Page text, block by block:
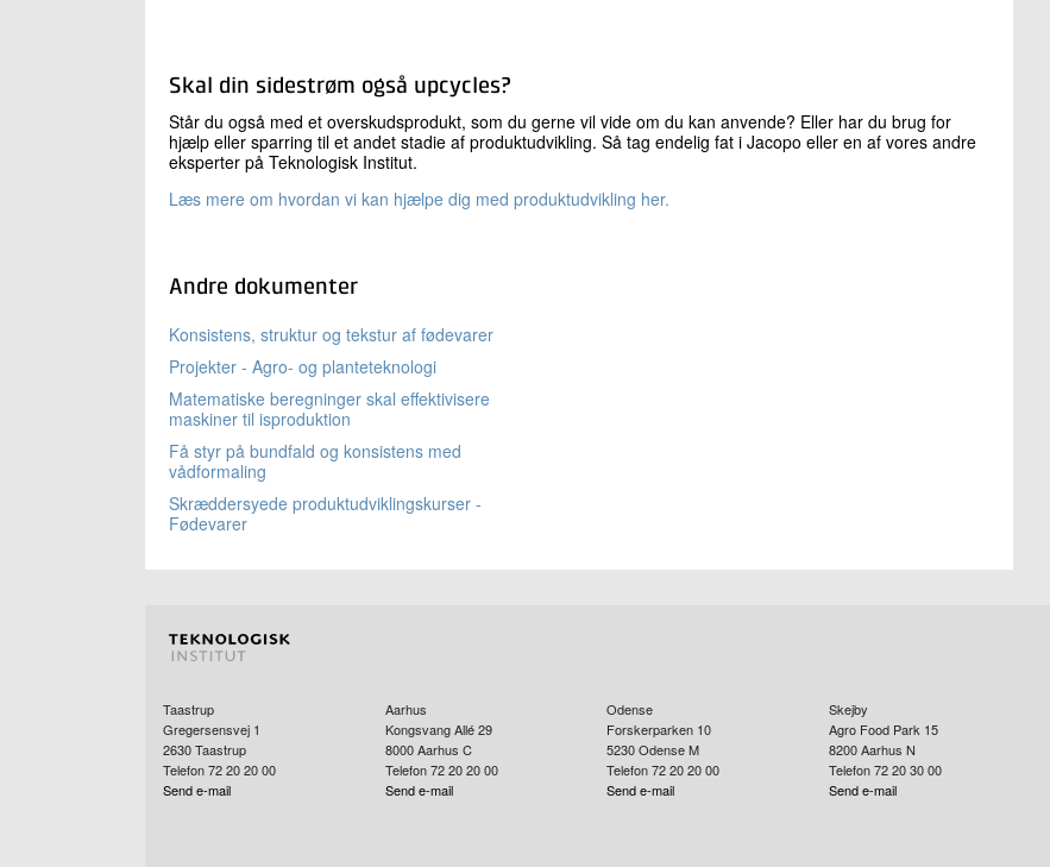
Skal din sidestrøm også upcycles?
Står du også med et overskudsprodukt, som du gerne vil vide om du kan anvende? Eller har du brug for
hjælp eller sparring til et andet stadie af produktudvikling. Så tag endelig fat i Jacopo eller en af vores andre
eksperter på Teknologisk Institut.
Læs mere om hvordan vi kan hjælpe dig med produktudvikling her.
Andre dokumenter
Konsistens, struktur og tekstur af fødevarer
Projekter - Agro- og planteteknologi
Matematiske beregninger skal effektivisere
maskiner til isproduktion
Få styr på bundfald og konsistens med
vådformaling
Skræddersyede produktudviklingskurser -
Fødevarer
Taastrup
Gregersensvej 1
2630Taastrup
Telefon 72 20 20 00
Send e-mail
Aarhus
Kongsvang Allé 29
8000 Aarhus C
Telefon 72 20 20 00
Send e-mail
Odense
Forskerparken 10
5230 Odense M
Telefon 72 20 20 00
Send e-mail
Skejby
Agro Food Park 15
8200Aarhus N
Telefon 72 20 30 00
Send e-mail